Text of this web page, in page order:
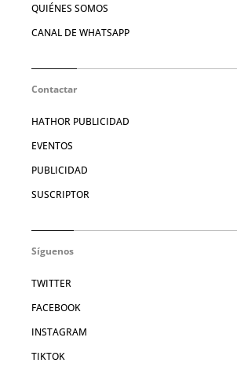
QUIÉNES SOMOS
CANAL DE WHATSAPP
Contactar
HATHOR PUBLICIDAD
EVENTOS
PUBLICIDAD
SUSCRIPTOR
Síguenos
TWITTER
FACEBOOK
INSTAGRAM
TIKTOK